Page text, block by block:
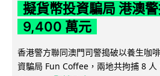
擬貨幣投資騙局 港澳
9,400 萬元
香港警方聯同澳門司警搗破以養生咖
資騙局 Fun Coffee，兩地共拘捕 8